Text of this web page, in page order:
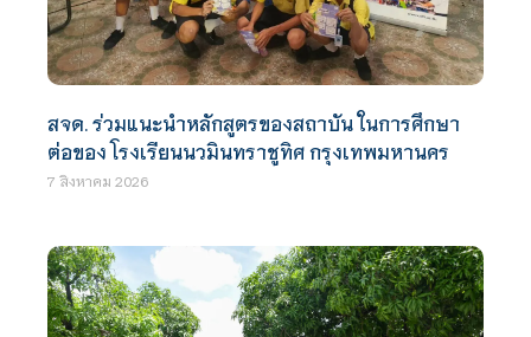
สจด. ร่วมแนะนำหลักสูตรของสถาบัน ในการศึกษา
ต่อของ โรงเรียนนวมินทราชูทิศ กรุงเทพมหานคร
7 สิงหาคม 2026